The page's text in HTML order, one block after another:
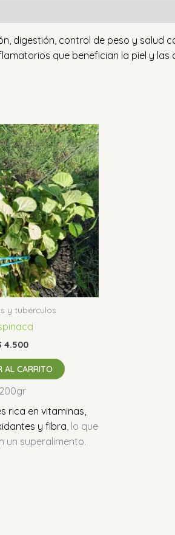
digestión, control de peso y salud
que benefician la piel y las
y tubérculos
4.500
AL CARRITO
200gr
rica en vitaminas,
y fibra, lo que
un superalimento.